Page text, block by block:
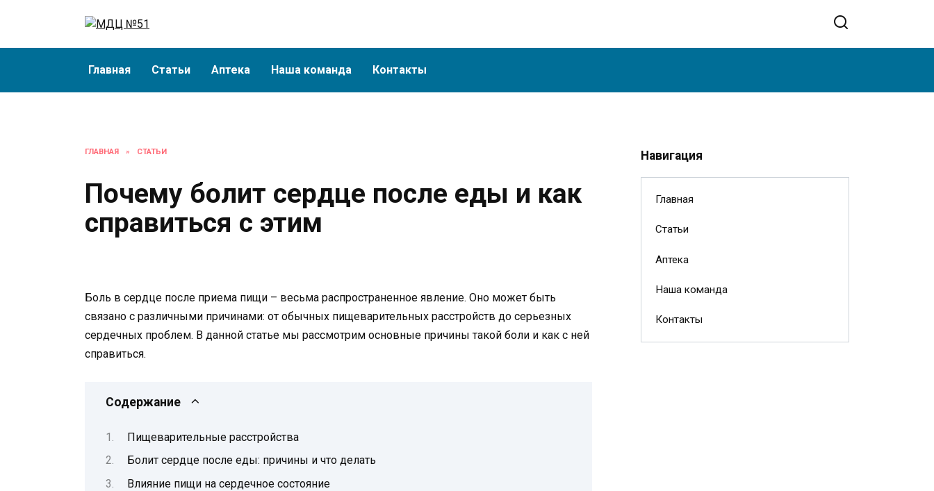
Главная Статьи Аптека Наша команда Контакты
ГЛАВНАЯ » СТАТЬИ
Почему болит сердце после еды и как
справиться с этим
Боль в сердце после приема пищи – весьма распространенное явление. Оно может быть
связано с различными причинами: от обычных пищеварительных расстройств до серьезных
сердечных проблем. В данной статье мы рассмотрим основные причины такой боли и как с ней
справиться.
Содержание
Пищеварительные расстройства
Болит сердце после еды: причины и что делать
Влияние пищи на сердечное состояние
Навигация
Главная
Статьи
Аптека
Наша команда
Контакты